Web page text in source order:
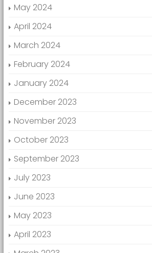
May 2024
April 2024
March 2024
February 2024
January 2024
December 2023
November 2023
October 2023
September 2023
July 2023
June 2023
May 2023
April 2023